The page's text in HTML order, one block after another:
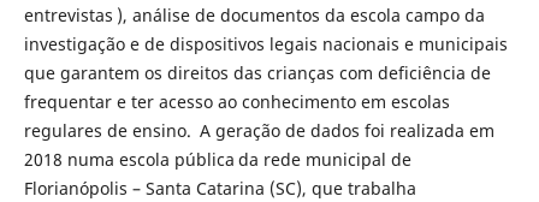
entrevistas ), análise de documentos da escola campo da
investigação e de dispositivos legais nacionais e municipais
que garantem os direitos das crianças com deficiência de
frequentar e ter acesso ao conhecimento em escolas
regulares de ensino. A geração de dados foi realizada em
2018 numa escola pública da rede municipal de
Florianópolis – Santa Catarina (SC), que trabalha